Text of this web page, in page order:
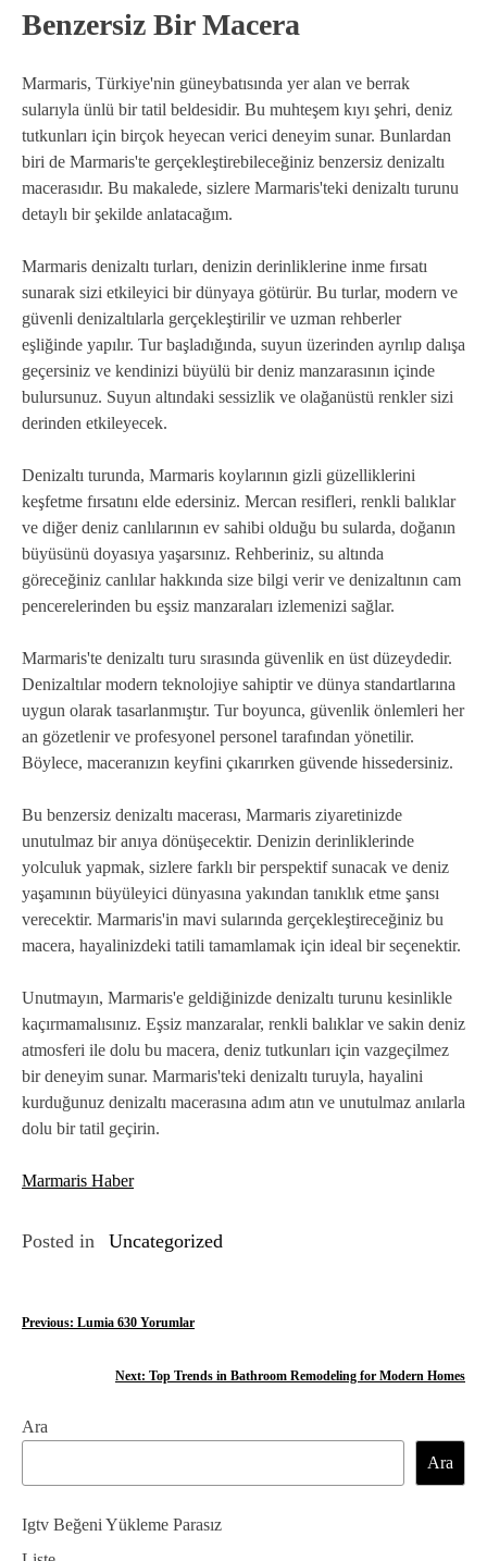
Benzersiz Bir Macera
Marmaris, Türkiye'nin güneybatısında yer alan ve berrak
sularıyla ünlü bir tatil beldesidir. Bu muhteşem kıyı şehri, deniz
tutkunları için birçok heyecan verici deneyim sunar. Bunlardan
biri de Marmaris'te gerçekleştirebileceğiniz benzersiz denizaltı
macerasıdır. Bu makalede, sizlere Marmaris'teki denizaltı turunu
detaylı bir şekilde anlatacağım.
Marmaris denizaltı turları, denizin derinliklerine inme fırsatı
sunarak sizi etkileyici bir dünyaya götürür. Bu turlar, modern ve
güvenli denizaltılarla gerçekleştirilir ve uzman rehberler
eşliğinde yapılır. Tur başladığında, suyun üzerinden ayrılıp dalışa
geçersiniz ve kendinizi büyülü bir deniz manzarasının içinde
bulursunuz. Suyun altındaki sessizlik ve olağanüstü renkler sizi
derinden etkileyecek.
Denizaltı turunda, Marmaris koylarının gizli güzelliklerini
keşfetme fırsatını elde edersiniz. Mercan resifleri, renkli balıklar
ve diğer deniz canlılarının ev sahibi olduğu bu sularda, doğanın
büyüsünü doyasıya yaşarsınız. Rehberiniz, su altında
göreceğiniz canlılar hakkında size bilgi verir ve denizaltının cam
pencerelerinden bu eşsiz manzaraları izlemenizi sağlar.
Marmaris'te denizaltı turu sırasında güvenlik en üst düzeydedir.
Denizaltılar modern teknolojiye sahiptir ve dünya standartlarına
uygun olarak tasarlanmıştır. Tur boyunca, güvenlik önlemleri her
an gözetlenir ve profesyonel personel tarafından yönetilir.
Böylece, maceranızın keyfini çıkarırken güvende hissedersiniz.
Bu benzersiz denizaltı macerası, Marmaris ziyaretinizde
unutulmaz bir anıya dönüşecektir. Denizin derinliklerinde
yolculuk yapmak, sizlere farklı bir perspektif sunacak ve deniz
yaşamının büyüleyici dünyasına yakından tanıklık etme şansı
verecektir. Marmaris'in mavi sularında gerçekleştireceğiniz bu
macera, hayalinizdeki tatili tamamlamak için ideal bir seçenektir.
Unutmayın, Marmaris'e geldiğinizde denizaltı turunu kesinlikle
kaçırmamalısınız. Eşsiz manzaralar, renkli balıklar ve sakin deniz
atmosferi ile dolu bu macera, deniz tutkunları için vazgeçilmez
bir deneyim sunar. Marmaris'teki denizaltı turuyla, hayalini
kurduğunuz denizaltı macerasına adım atın ve unutulmaz anılarla
dolu bir tatil geçirin.
Marmaris Haber
Posted in Uncategorized
Y
ı
g
e
Previous: Lumia 630 Yorumlar
Next: Top Trends in Bathroom Remodeling for Modern Homes
Ara
Ara
Igtv Beğeni Yükleme Parasız